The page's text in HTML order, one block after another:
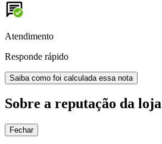
Atendimento
Responde rápido
Saiba como foi calculada essa nota
Sobre a reputação da loja
Fechar